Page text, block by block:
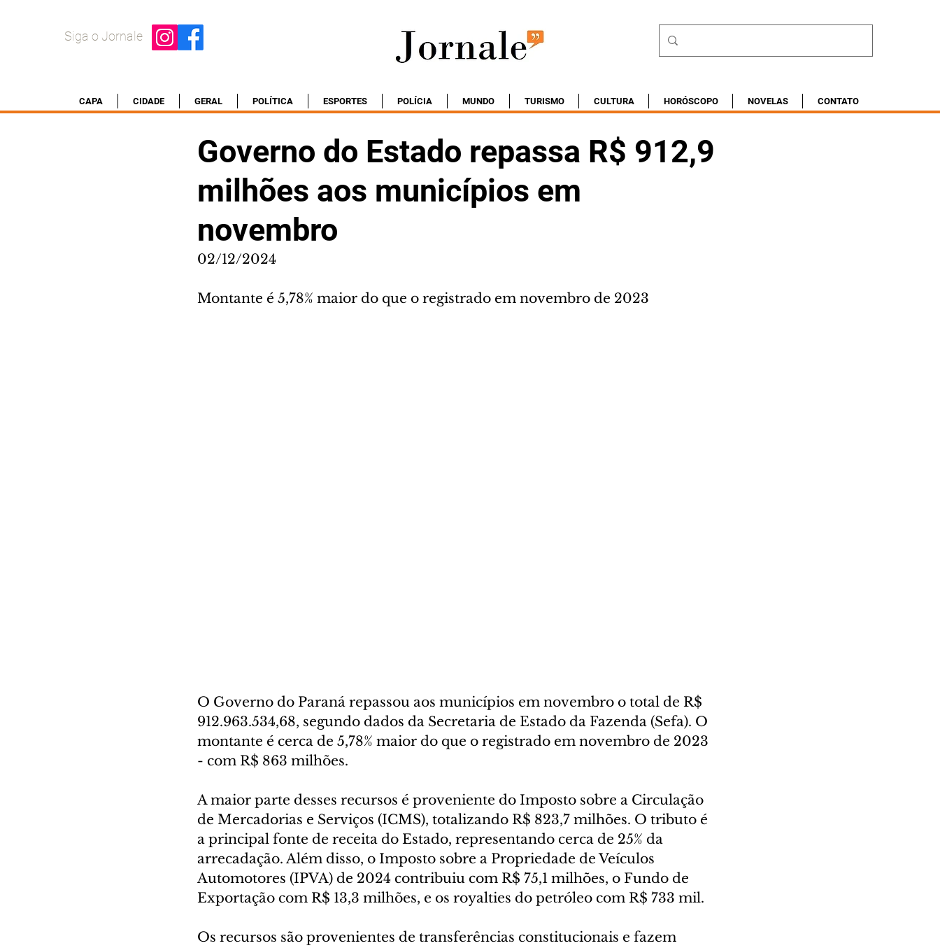
Siga o Jornale
CAPA CIDADE GERAL POLÍTICA ESPORTES POLÍCIA MUNDO TURISMO CULTURA HORÓSCOPO NOVELAS CONTATO
Governo do Estado repassa R$ 912,9
milhões aos municípios em
novembro
02/12/2024
Montante é 5,78% maior do que o registrado em novembro de 2023
O Governo do Paraná repassou aos municípios em novembro o total de R$
912.963.534,68, segundo dados da Secretaria de Estado da Fazenda (Sefa). O
montante é cerca de 5,78% maior do que o registrado em novembro de 2023
- com R$ 863 milhões.
A maior parte desses recursos é proveniente do Imposto sobre a Circulação
de Mercadorias e Serviços (ICMS), totalizando R$ 823,7 milhões. O tributo é
a principal fonte de receita do Estado, representando cerca de 25% da
arrecadação. Além disso, o Imposto sobre a Propriedade de Veículos
Automotores (IPVA) de 2024 contribuiu com R$ 75,1 milhões, o Fundo de
Exportação com R$ 13,3 milhões, e os royalties do petróleo com R$ 733 mil.
Os recursos são provenientes de transferências constitucionais e fazem